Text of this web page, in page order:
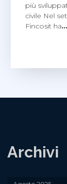
più
civile Nel
Fincosit ha…
Archivi